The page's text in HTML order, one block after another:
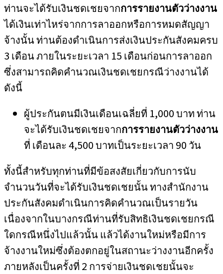
ท่านจะได้รับเงินชดเชยจากการรายงานตัวว่างงาน
ได้เงินเท่าไหร่จากการลาออกหรือการหมดสัญญา
จ้างนั้น ท่านต้องดำเนินการส่งเงินประกันสังคมครบ
3 เดือน ภายในระยะเวลา 15 เดือนก่อนการลาออก
ซึ่งสามารถคิดคำนวณเงินชดเชยกรณีว่างงานได้
ดังนี้
ผู้ประกันตนมีเงินเดือนเฉลี่ยที่ 1,000 บาท ท่าน
จะได้รับเงินชดเชยจากการรายงานตัวว่างงาน
ที่ เดือนละ 4,500 บาทเป็นระยะเวลา 90 วัน
ทั้งนี้สำหรับทุกท่านที่มีข้อสงสัยเกี่ยวกับการนับ
จำนวนวันที่จะได้รับเงินชดเชยนั้น ทางสำนักงาน
ประกันสังคมดำเนินการคิดคำนวณเป็นรายวัน
เนื่องจากในบางกรณีท่านที่รับสิทธิเงินชดเชยกรณี
ใดกรณีหนึ่งไปแล้วนั้น แล้วได้งานใหม่หรือมีการ
จ้างงานใหม่ซึ่งต้องตกอยู่ในสถานะว่างงานอีกครั้ง
ภายหลังเป็นครั้งที่ 2 การจ่ายเงินชดเชยนั้นจะ